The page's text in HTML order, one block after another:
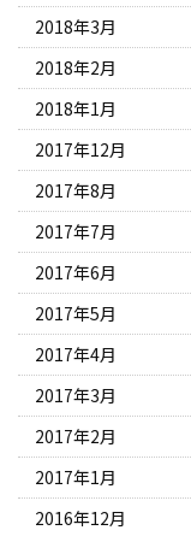
2018年3月
2018年2月
2018年1月
2017年12月
2017年8月
2017年7月
2017年6月
2017年5月
2017年4月
2017年3月
2017年2月
2017年1月
2016年12月